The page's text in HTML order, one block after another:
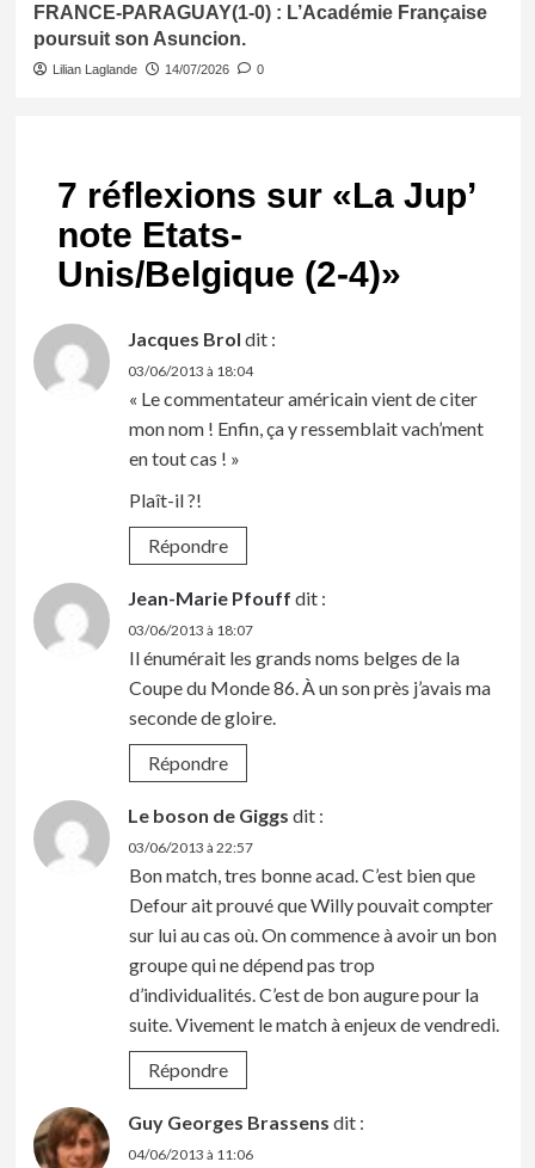
FRANCE-PARAGUAY(1-0) : L’Académie Française
poursuit son Asuncion.
Lilian Laglande 14/07/2026 0
7 réflexions sur «La Jup’
note Etats-
Unis/Belgique (2-4)»
Jacques Brol dit :
03/06/2013 à 18:04
« Le commentateur américain vient de citer
mon nom ! Enfin, ça y ressemblait vach’ment
en tout cas ! »
Plaît-il ?!
Répondre
Jean-Marie Pfouff dit :
03/06/2013 à 18:07
Il énumérait les grands noms belges de la
Coupe du Monde 86. À un son près j’avais ma
seconde de gloire.
Répondre
Le boson de Giggs dit :
03/06/2013 à 22:57
Bon match, tres bonne acad. C’est bien que
Defour ait prouvé que Willy pouvait compter
sur lui au cas où. On commence à avoir un bon
groupe qui ne dépend pas trop
d’individualités. C’est de bon augure pour la
suite. Vivement le match à enjeux de vendredi.
Répondre
Guy Georges Brassens dit :
04/06/2013 à 11:06